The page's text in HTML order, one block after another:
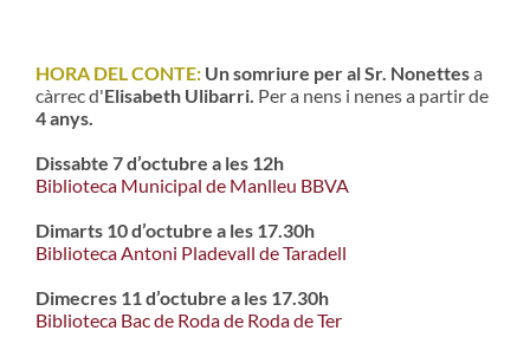
HORA DEL CONTE: Un somriure per al Sr. Nonettesa
càrrec d'Elisabeth Ulibarri. Per a nens i nenes a partir de
4 anys.
Dissabte 7 d’octubre a les 12h
Biblioteca Municipal de Manlleu BBVA
Dimarts 10 d’octubre a les 17.30h
Biblioteca Antoni Pladevall de Taradell
Dimecres 11 d’octubre a les 17.30h
Biblioteca Bac de Roda de Roda de Ter